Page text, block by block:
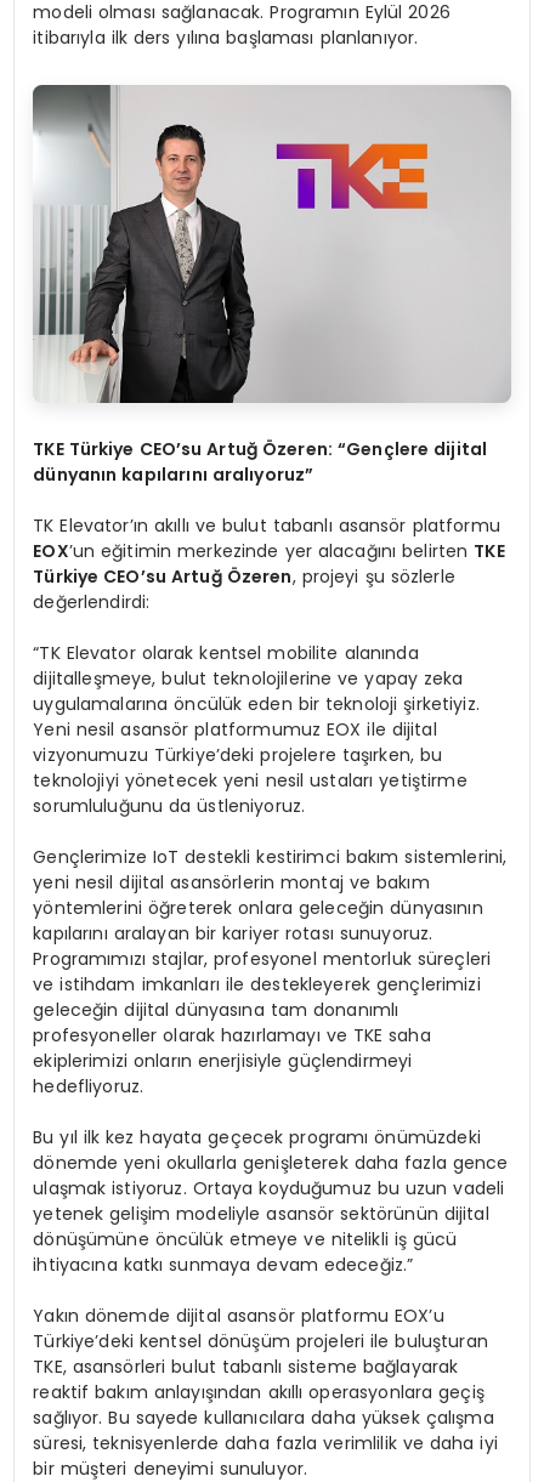
modeli olması sağlanacak. Programın Eylül 2026
itibarıyla ilk ders yılına başlaması planlanıyor.
TKE Türkiye CEO’su Artuğ Özeren: “Gençlere dijital
dünyanın kapılarını aralıyoruz”
TK Elevator’ın akıllı ve bulut tabanlı asansör platformu
EOX’un eğitimin merkezinde yer alacağını belirten TKE
Türkiye CEO’su Artuğ Özeren, projeyi şu sözlerle
değerlendirdi:
“TK Elevator olarak kentsel mobilite alanında
dijitalleşmeye, bulut teknolojilerine ve yapay zeka
uygulamalarına öncülük eden bir teknoloji şirketiyiz.
Yeni nesil asansör platformumuz EOX ile dijital
vizyonumuzu Türkiye’deki projelere taşırken, bu
teknolojiyi yönetecek yeni nesil ustaları yetiştirme
sorumluluğunu da üstleniyoruz.
Gençlerimize IoT destekli kestirimci bakım sistemlerini,
yeni nesil dijital asansörlerin montaj ve bakım
yöntemlerini öğreterek onlara geleceğin dünyasının
kapılarını aralayan bir kariyer rotası sunuyoruz.
Programımızı stajlar, profesyonel mentorluk süreçleri
ve istihdam imkanları ile destekleyerek gençlerimizi
geleceğin dijital dünyasına tam donanımlı
profesyoneller olarak hazırlamayı ve TKE saha
ekiplerimizi onların enerjisiyle güçlendirmeyi
hedefliyoruz.
Bu yıl ilk kez hayata geçecek programı önümüzdeki
dönemde yeni okullarla genişleterek daha fazla gence
ulaşmak istiyoruz. Ortaya koyduğumuz bu uzun vadeli
yetenek gelişim modeliyle asansör sektörünün dijital
dönüşümüne öncülük etmeye ve nitelikli iş gücü
ihtiyacına katkı sunmaya devam edeceğiz.”
Yakın dönemde dijital asansör platformu EOX’u
Türkiye’deki kentsel dönüşüm projeleri ile buluşturan
TKE, asansörleri bulut tabanlı sisteme bağlayarak
reaktif bakım anlayışından akıllı operasyonlara geçiş
sağlıyor. Bu sayede kullanıcılara daha yüksek çalışma
süresi, teknisyenlerde daha fazla verimlilik ve daha iyi
bir müşteri deneyimi sunuluyor.